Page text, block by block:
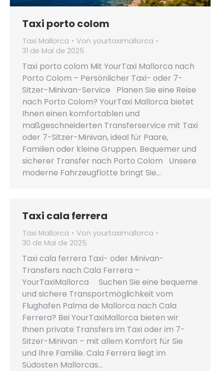
Taxi porto colom
Taxi Mallorca Von yourtaximallorca
31 de Mai de 2025
Taxi porto colom Mit YourTaxi Mallorca nach
Porto Colom – Persönlicher Taxi- oder 7-
Sitzer-Minivan-Service Planen Sie eine Reise
nach Porto Colom? YourTaxi Mallorca bietet
Ihnen einen komfortablen und
maßgeschneiderten Transferservice mit Taxi
oder 7-Sitzer-Minivan, ideal für Paare,
Familien oder kleine Gruppen. Bequemer und
sicherer Transfer nach Porto Colom Unsere
moderne Fahrzeugflotte bringt Sie…
Taxi cala ferrera
Taxi Mallorca Von yourtaximallorca
30 de Mai de 2025
Taxi cala ferrera Taxi- oder Minivan-
Transfers nach Cala Ferrera –
YourTaxiMallorca Suchen Sie eine bequeme
und sichere Transportmöglichkeit vom
Flughafen Palma de Mallorca nach Cala
Ferrera? Bei YourTaxiMallorca bieten wir
Ihnen private Transfers im Taxi oder im 7-
Sitzer-Minivan – mit allem Komfort für Sie
und Ihre Familie. Cala Ferrera liegt im
Südosten Mallorcas…